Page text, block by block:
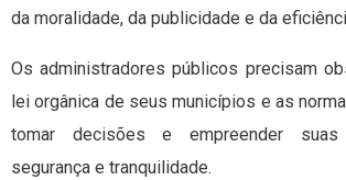
da moralidade, da publicidade e da
Os administradores públicos precisam
lei orgânica de seus municípios e as
tomar decisões e empreender
segurança e tranquilidade.